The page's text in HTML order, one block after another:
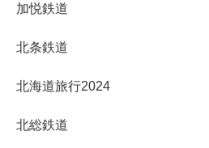
加悦鉄道
北条鉄道
北海道旅行2024
北総鉄道